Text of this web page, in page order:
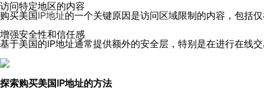
访问特定地区的内容
购买美国IP地址的一个关键原因是访问区域限制的内容，包括
增强安全性和信任感
基于美国的IP地址通常提供额外的安全层，特别是在进行在线
探索购买美国IP地址的方法